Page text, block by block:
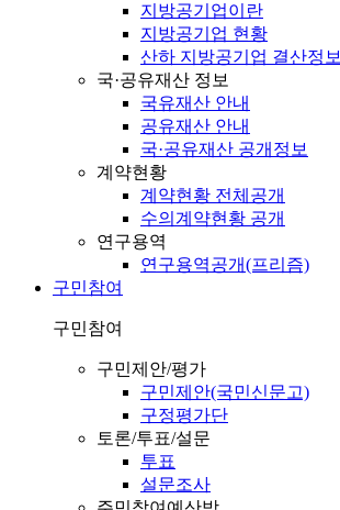
지방공기업이란
지방공기업 현황
산하 지방공기업 결산정보
국·공유재산 정보
국유재산 안내
공유재산 안내
국·공유재산 공개정보
계약현황
계약현황 전체공개
수의계약현황 공개
연구용역
연구용역공개(프리즘)
구민참여
구민참여
구민제안/평가
구민제안(국민신문고)
구정평가단
토론/투표/설문
투표
설문조사